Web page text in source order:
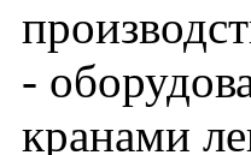
-
кранами